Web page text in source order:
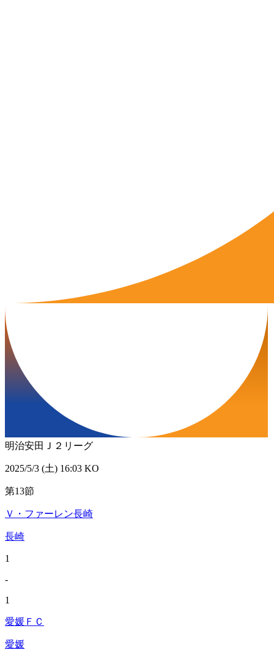
明治安田Ｊ２リーグ
2025/5/3 (土) 16:03 KO
第13節
Ｖ・ファーレン長崎
長崎
1
-
1
愛媛ＦＣ
愛媛